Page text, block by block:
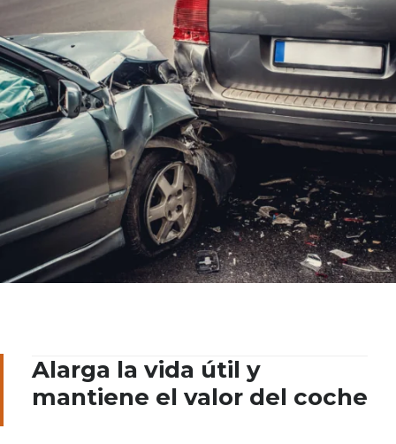
Alarga la vida útil y
mantiene el valor del coche